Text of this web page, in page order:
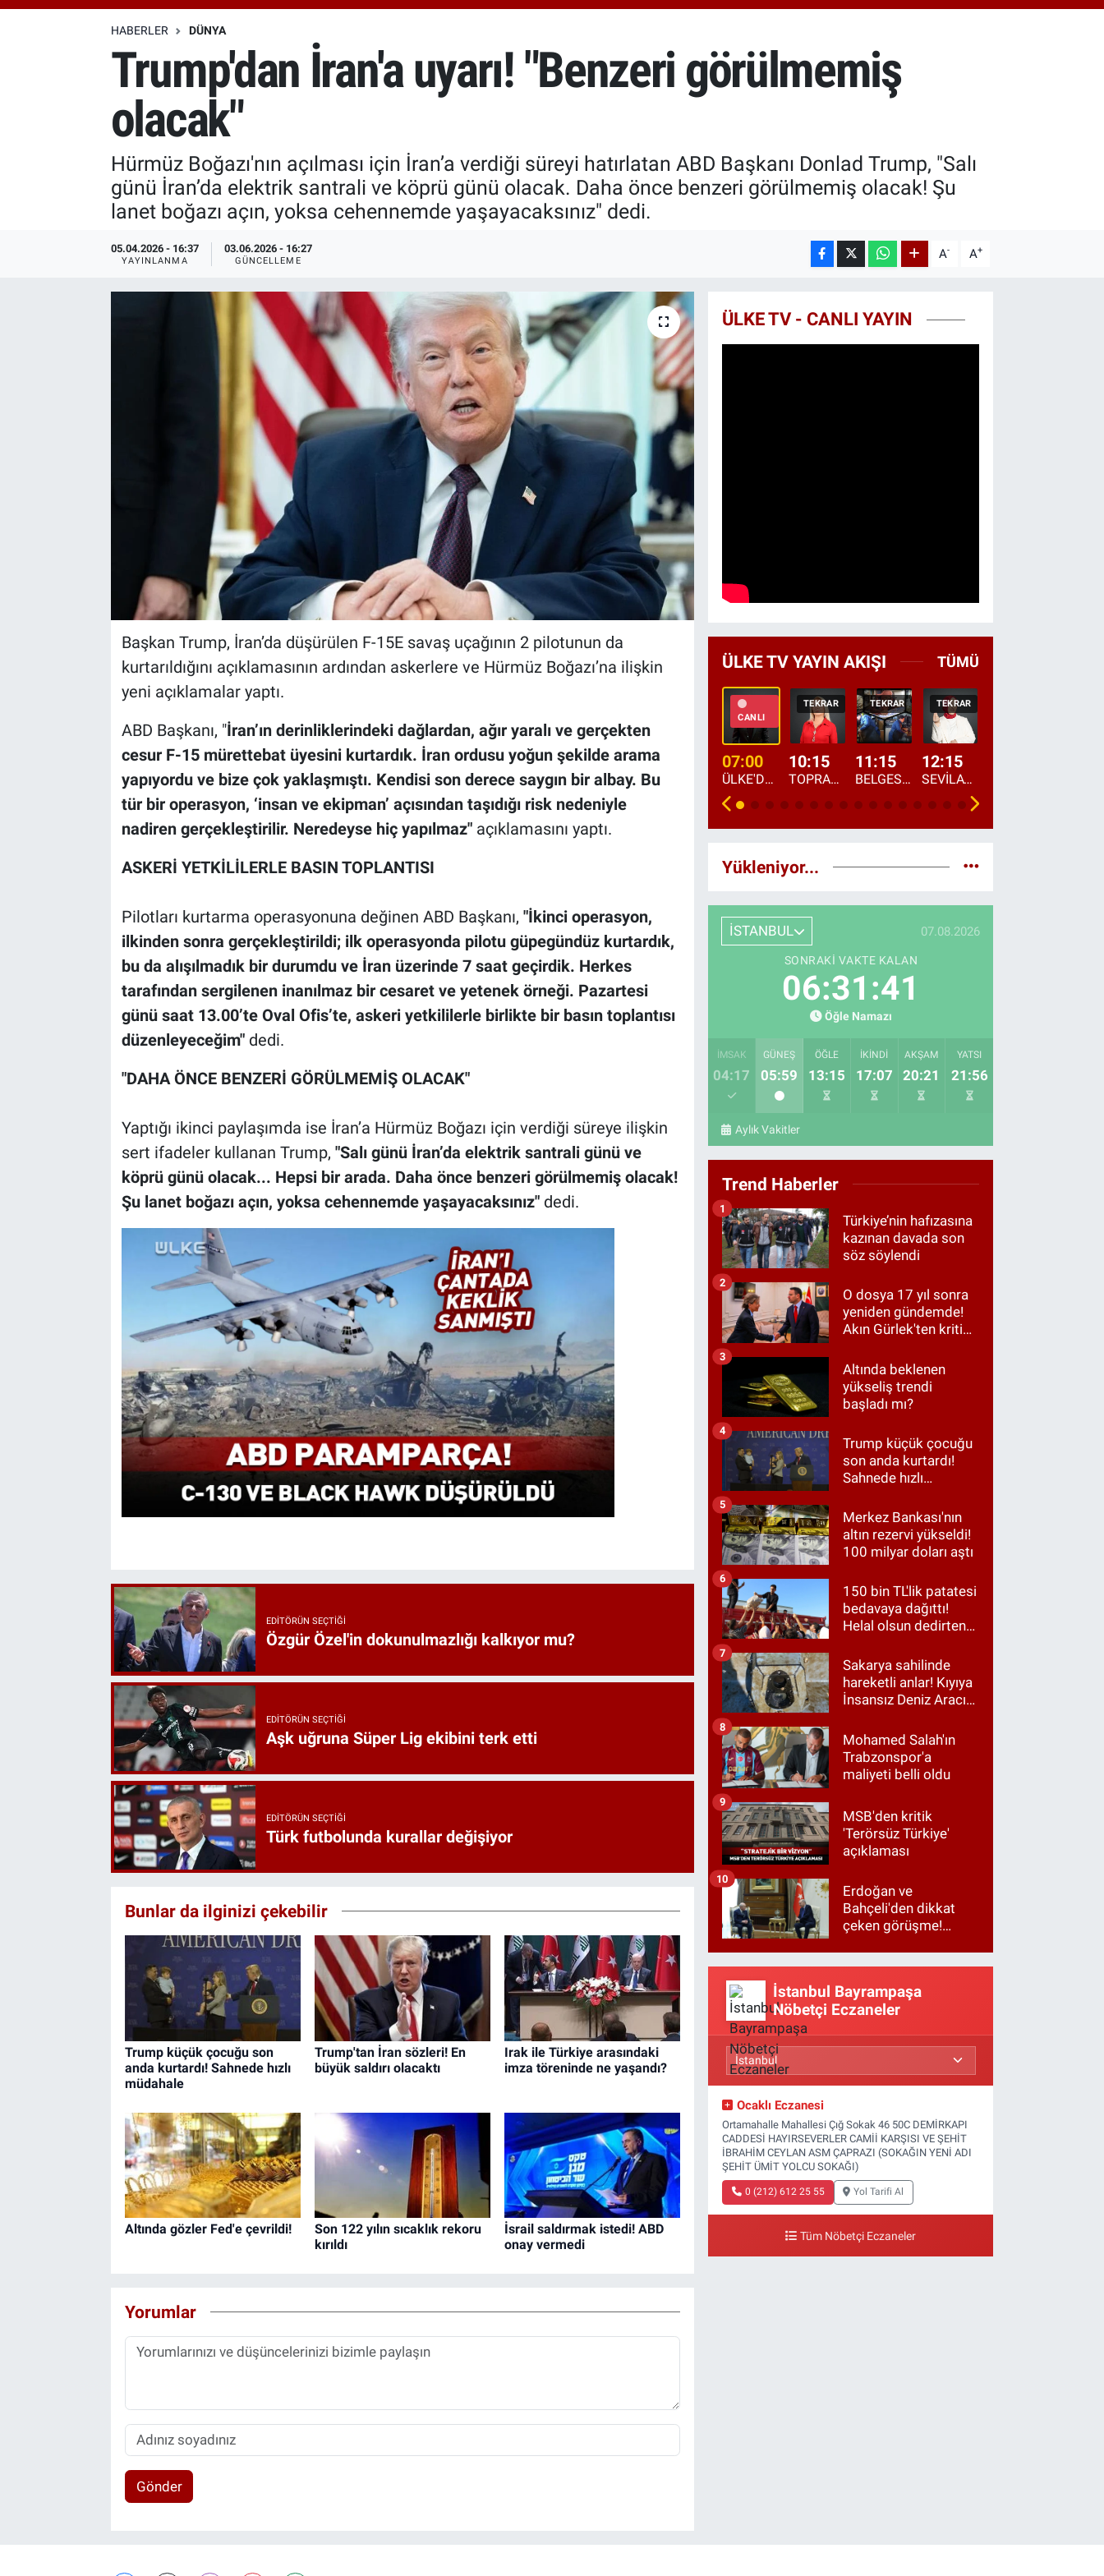
BITCOIN
64.225,61
%-0.63
HABERLER DÜNYA
Trump'dan İran'a uyarı! "Benzeri görülmemiş
olacak"
Hürmüz Boğazı'nın açılması için İran’a verdiği süreyi hatırlatan ABD Başkanı Donlad Trump, "Salı
günü İran’da elektrik santrali ve köprü günü olacak. Daha önce benzeri görülmemiş olacak! Şu
lanet boğazı açın, yoksa cehennemde yaşayacaksınız" dedi.
05.04.2026 - 16:37
YAYINLANMA
03.06.2026 - 16:27
GÜNCELLEME A- A+
Başkan Trump, İran’da düşürülen F-15E savaş uçağının 2 pilotunun da
kurtarıldığını açıklamasının ardından askerlere ve Hürmüz Boğazı’na ilişkin
yeni açıklamalar yaptı.
ABD Başkanı, "İran’ın derinliklerindeki dağlardan, ağır yaralı ve gerçekten
cesur F-15 mürettebat üyesini kurtardık. İran ordusu yoğun şekilde arama
yapıyordu ve bize çok yaklaşmıştı. Kendisi son derece saygın bir albay. Bu
tür bir operasyon, ‘insan ve ekipman’ açısından taşıdığı risk nedeniyle
nadiren gerçekleştirilir. Neredeyse hiç yapılmaz" açıklamasını yaptı.
ASKERİ YETKİLİLERLE BASIN TOPLANTISI
Pilotları kurtarma operasyonuna değinen ABD Başkanı, "İkinci operasyon,
ilkinden sonra gerçekleştirildi; ilk operasyonda pilotu güpegündüz kurtardık,
bu da alışılmadık bir durumdu ve İran üzerinde 7 saat geçirdik. Herkes
tarafından sergilenen inanılmaz bir cesaret ve yetenek örneği. Pazartesi
günü saat 13.00’te Oval Ofis’te, askeri yetkililerle birlikte bir basın toplantısı
düzenleyeceğim" dedi.
"DAHA ÖNCE BENZERİ GÖRÜLMEMİŞ OLACAK"
Yaptığı ikinci paylaşımda ise İran’a Hürmüz Boğazı için verdiği süreye ilişkin
sert ifadeler kullanan Trump, "Salı günü İran’da elektrik santrali günü ve
köprü günü olacak... Hepsi bir arada. Daha önce benzeri görülmemiş olacak!
Şu lanet boğazı açın, yoksa cehennemde yaşayacaksınız"dedi.
EDITÖRÜN SEÇTIĞI
Özgür Özel'in dokunulmazlığı kalkıyor mu?
EDITÖRÜN SEÇTIĞI
Aşk uğruna Süper Lig ekibini terk etti
EDITÖRÜN SEÇTIĞI
Türk futbolunda kurallar değişiyor
Bunlar da ilginizi çekebilir
Trump küçük çocuğu son
anda kurtardı! Sahnede hızlı
müdahale
Trump'tan İran sözleri! En
büyük saldırı olacaktı
Irak ile Türkiye arasındaki
imza töreninde ne yaşandı?
Altında gözler Fed'e çevrildi!
Son 122 yılın sıcaklık rekoru
kırıldı
İsrail saldırmak istedi! ABD
onay vermedi
Yorumlar
Gönder
ÜLKE TV - CANLI YAYIN
ÜLKE TV YAYIN AKIŞI TÜMÜ
CANLI
07:00
ÜLKE'DE BU SABAH
TEKRAR
10:15
TOPRAKTAN SOFRAYA
TEKRAR
11:15
BELGESEL: "ÜLKE'NİN ALIN TERİ"
TEKRAR
12:15
SEVİLAY SUNGUR İLE ELİMİN BEREKETİ
Yükleniyor...
İSTANBUL 07.08.2026
SONRAKI VAKTE KALAN
06:31:39
Öğle Namazı
İMSAK
04:17
GÜNEŞ
05:59
ÖĞLE
13:15
İKINDI
17:07
AKŞAM
20:21
YATSI
21:56
Aylık Vakitler
Trend Haberler
Türkiye’nin hafızasına
kazınan davada son
söz söylendi
1
O dosya 17 yıl sonra
yeniden gündemde!
Akın Gürlek'ten kritik
2
Altında beklenen
yükseliş trendi
başladı mı?
3
Trump küçük çocuğu
son anda kurtardı!
Sahnede hızlı
4
Merkez Bankası'nın
altın rezervi yükseldi!
100 milyar doları aştı
5
150 bin TL'lik patatesi
bedavaya dağıttı!
Helal olsun dedirten
6
Sakarya sahilinde
hareketli anlar! Kıyıya
İnsansız Deniz Aracı
7
Mohamed Salah'ın
Trabzonspor'a
maliyeti belli oldu
8
MSB'den kritik
'Terörsüz Türkiye'
açıklaması
9
Erdoğan ve
Bahçeli'den dikkat
çeken görüşme!
10
İstanbul Bayrampaşa
Nöbetçi Eczaneler
Ocaklı Eczanesi
Ortamahalle Mahallesi Çığ Sokak 46 50C DEMİRKAPI
CADDESİ HAYIRSEVERLER CAMİİ KARŞISI VE ŞEHİT
İBRAHİM CEYLAN ASM ÇAPRAZI (SOKAĞIN YENİ ADI
ŞEHİT ÜMİT YOLCU SOKAĞI)
0 (212) 612 25 55 Yol Tarifi Al
Tüm Nöbetçi Eczaneler
Özel Haberler
Özel Haberler
Erişim Bilgileri
Haber Arşivi